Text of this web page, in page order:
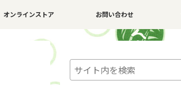
オンラインストア お問い合わせ